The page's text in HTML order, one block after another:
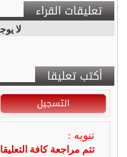
تعليقات القراء
لا
أكتب تعليقا
التسجيل
تنويه :
تتم مراجعة كافة